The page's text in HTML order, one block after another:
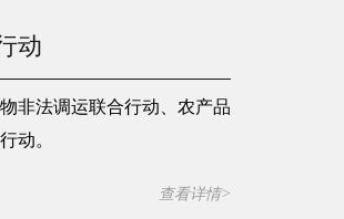
动
非法调运联合行动、农产品
动。
查看详情>